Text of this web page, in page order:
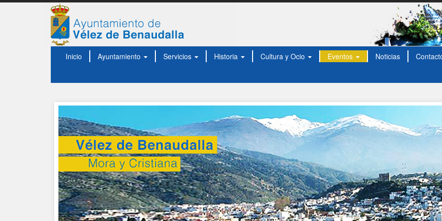
Inicio Ayuntamiento Servicios Historia Cultura y Ocio Eventos Noticias